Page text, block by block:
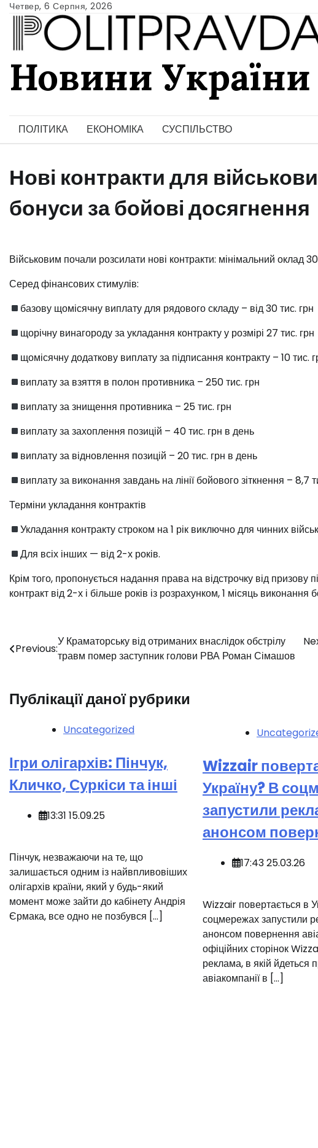
Skip
content
Четвер, 6 Серпня, 2026
Новини України
ПОЛІТИКА
ЕКОНОМІКА СУСПІЛЬСТВО
Нові контракти для
бонуси за бойові досягнення
️Військовим почали розсилати нові контракти: мінімальний оклад
Серед фінансових стимулів:
базову щомісячну виплату для рядового складу – від 30 тис. грн
щорічну винагороду за укладання контракту у розмірі 27 тис. грн
щомісячну додаткову виплату за підписання контракту – 10 тис.
виплату за взяття в полон противника – 250 тис. грн
виплату за знищення противника – 25 тис. грн
виплату за захоплення позицій – 40 тис. грн в день
виплату за відновлення позицій – 20 тис. грн в день
виплату за виконання завдань на лінії бойового зіткнення – 8,7
️Терміни укладання контрактів
Укладання контракту строком на 1 рік виключно для чинних
Для всіх інших — від 2-х років.
Крім того, пропонується надання права на відстрочку від призову
контракт від 2-х і більше років із розрахунком, 1 місяць виконання
Навігація
записів
Previous:
У Краматорську від отриманих внаслідок обстрілу
травм помер заступник голови РВА Роман Сімашов
Публікації даної рубрики
Uncategorized
Ігри олігархів: Пінчук,
Кличко, Суркіси та інші
13:31 15.09.25
Пінчук, незважаючи на те, що
залишається одним із найвпливовіших
олігархів країни, який у будь-який
момент може зайти до кабінету Андрія
Єрмака, все одно не позбувся […]
️Wizzair
Україну? В
запустили
анонсом
17:43 25.03.26
️Wizzair повертається в
соцмережах запустили
анонсом повернення
офіційних сторінок
реклама, в якій йдеться
авіакомпанії в […]